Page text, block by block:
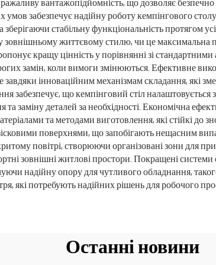
вантажопідйомність, що дозволяє
умов забезпечує надійну роботу кемпінгового
зберігаючи стабільну функціональність
зовнішньому життєвому стилю, чи це максимальна
кращу цінність у порівнянні зі
замін, коли вимоги змінюються. Ефективне
завдяки інноваційним механізмам складання, які
забезпечує, що кемпінговий стіл налаштовується
заміну деталей за необхідності. Економічна
та методами виготовлення, які стійкі до
поверхнями, що запобігають нещасним
повітрі, створюючи організовані зони для
зовнішні житлові простори. Покращені
надійну опору для чутливого обладнання,
які потребують надійних рішень для робочого
Останні новини